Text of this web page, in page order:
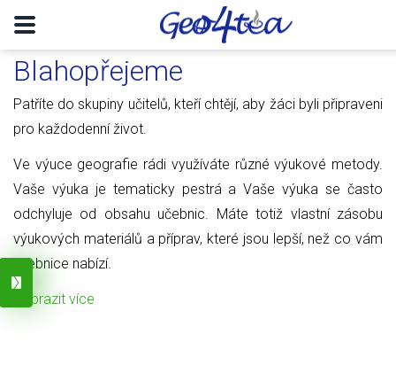
Blahopřejeme
Patříte do skupiny učitelů, kteří chtějí, aby žáci byli připraveni
pro každodenní život.
Ve výuce geografie rádi využíváte různé výukové metody.
Vaše výuka je tematicky pestrá a Vaše výuka se často
odchyluje od obsahu učebnic. Máte totiž vlastní zásobu
výukových materiálů a příprav, které jsou lepší, než co vám
učebnice nabízí.
Zobrazit více